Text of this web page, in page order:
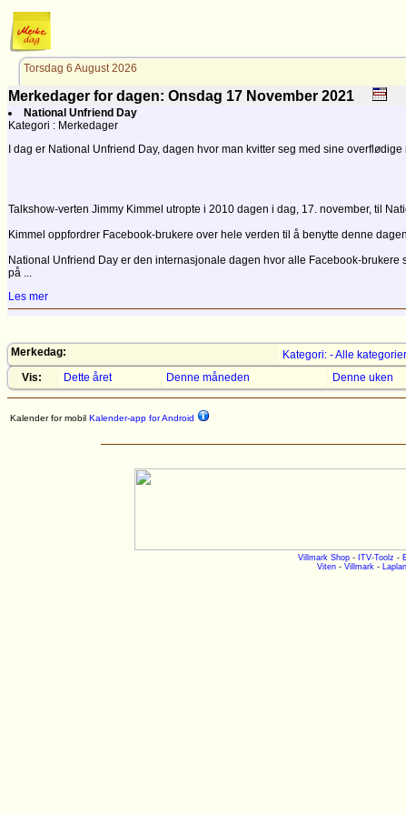
Torsdag 6 August 2026
Merkedager for dagen: Onsdag 17 November 2021
National Unfriend Day
Kategori : Merkedager
I dag er National Unfriend Day, dagen hvor man kvitter seg med sine overflødige
Talkshow-verten Jimmy Kimmel utropte i 2010 dagen i dag, 17. november, til
Kimmel oppfordrer Facebook-brukere over hele verden til å benytte denne
National Unfriend Day er den internasjonale dagen hvor alle Facebook-
på ...
Les mer
Merkedag:
Kategori: - Alle kategorier
Vis:
Dette året Denne måneden Denne uken
Kalender for mobil Kalender-app for Android
Villmark Shop- ITV-Toolz -
Viten - Villmark -